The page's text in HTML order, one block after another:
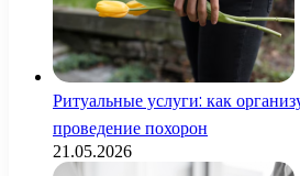
Ритуальные услуги: как
проведение похорон
21.05.2026